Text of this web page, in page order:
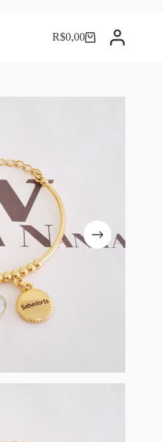
Carrinho
R$0,00